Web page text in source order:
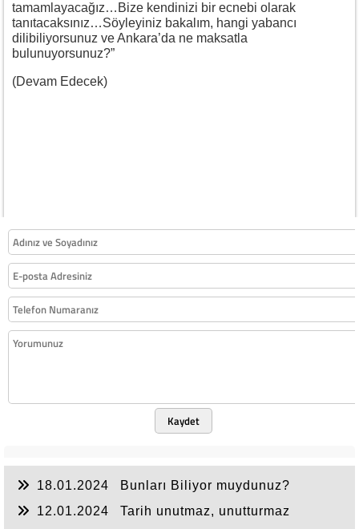
tamamlayacağız…Bize kendinizi bir ecnebi olarak
tanıtacaksınız…Söyleyiniz bakalım, hangi yabancı
dilibiliyorsunuz ve Ankara’da ne maksatla
bulunuyorsunuz?”
(Devam Edecek)
Kaydet
18.01.2024
Bunları Biliyor muydunuz?
12.01.2024
Tarih unutmaz, unutturmaz